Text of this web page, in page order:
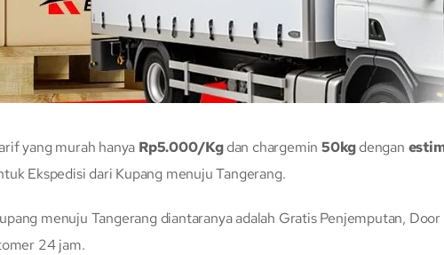
yang murah hanya Rp5.000/Kgdan chargemin50kgdengan
Ekspedisi dari Kupang menuju Tangerang.
menuju Tangerang diantaranya adalah Gratis Penjemputan,
24 jam.